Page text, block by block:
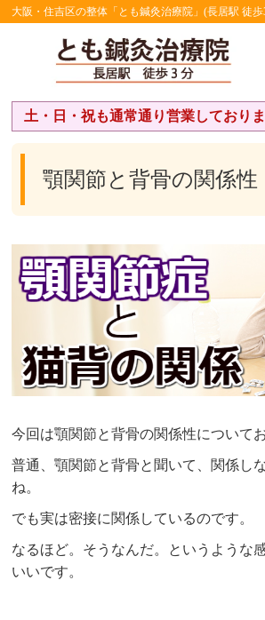
大阪・住吉区の整体「とも鍼灸治療院」(長居駅 徒
土・日・祝も通常通り営業しており
顎関節と背骨の関係性
今回は顎関節と背骨の関係性について
普通、顎関節と背骨と聞いて、関係し
ね。
でも実は密接に関係しているのです。
なるほど。そうなんだ。というような
いいです。